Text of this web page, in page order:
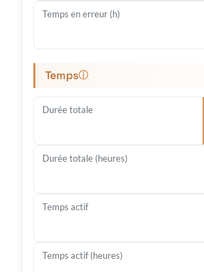
Temps en erreur (h)
Tempsⓘ
Durée totale
Durée totale (heures)
Temps actif
Temps actif (heures)